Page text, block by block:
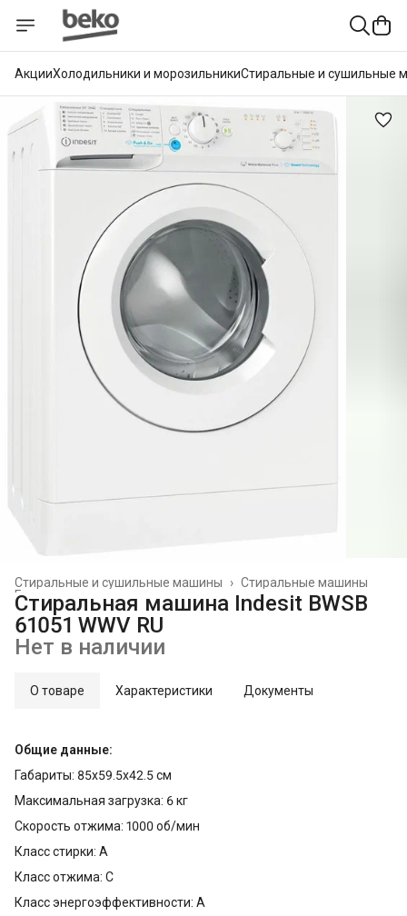
АкцииХолодильники и морозильникиСтиральные и сушильные
Стиральные машины
Стиральные и сушильные машины
›
Главная ›
Стиральная машина Indesit BWSB
61051 WWV RU
Нет в наличии
О товаре Характеристики Документы
Общие данные:
Габариты: 85x59.5x42.5 см
Максимальная загрузка: 6 кг
Скорость отжима: 1000 об/мин
Класс стирки: A
Класс отжима: C
Класс энергоэффективности: A